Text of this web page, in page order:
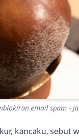
email spam -
kancaku, sebut